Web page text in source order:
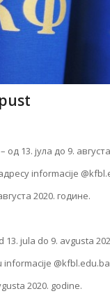
13. јула до 9.
informacije
2020. године.
jula do 9. avgusta
2020. godine.